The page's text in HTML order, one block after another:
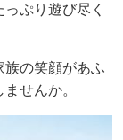
ぷり遊び尽く
族の笑顔があふ
せんか。